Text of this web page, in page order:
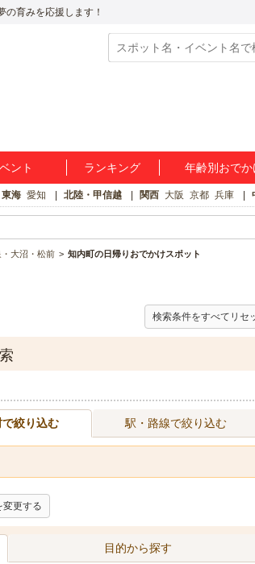
育みを応援します！
ント ランキング 年齢別おでか
東海 愛知 北陸・甲信越 関西 大阪 京都 兵庫
大沼・松前 知内町の日帰りおでかけスポット
検索条件をすべてリセ
絞り込む 駅・路線で絞り込む
変更する
目的から探す